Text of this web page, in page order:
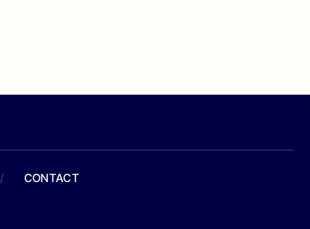
/ CONTACT